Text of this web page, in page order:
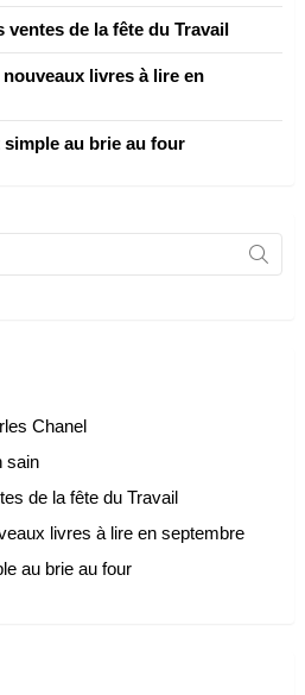
ventes de la fête du Travail
livres à lire en
au brie au four
Chanel
sain
de la fête du Travail
livres à lire en septembre
au brie au four